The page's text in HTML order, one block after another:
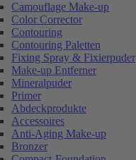
Camouflage Make-up
Color Corrector
Contouring
Contouring Paletten
Fixing Spray & Fixierpuder
Make-up Entferner
Mineralpuder
Primer
Abdeckprodukte
Accessoires
Anti-Aging Make-up
Bronzer